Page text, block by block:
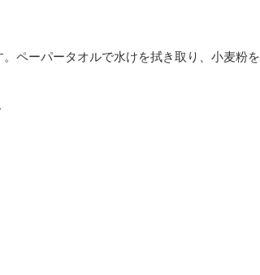
ペーパータオルで水けを拭き取り、小麦粉を